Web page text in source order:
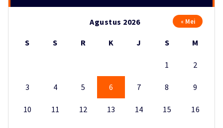
Agustus 2026
S S R K J S M
1 2
3 4 5 6 7 8 9
10 11 12 13 14 15 16
« Mei